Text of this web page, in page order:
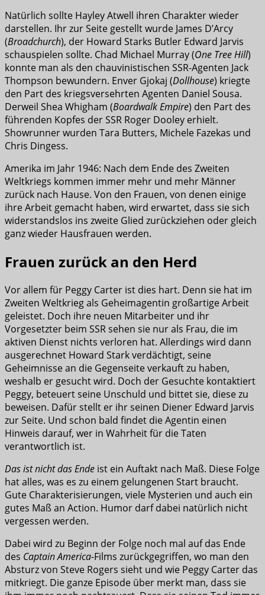
Natürlich sollte Hayley Atwell ihren Charakter wieder
darstellen. Ihr zur Seite gestellt wurde James D’Arcy
(Broadchurch), der Howard Starks Butler Edward Jarvis
schauspielen sollte. Chad Michael Murray (One Tree Hill)
konnte man als den chauvinistischen SSR-Agenten Jack
Thompson bewundern. Enver Gjokaj (Dollhouse) kriegte
den Part des kriegsversehrten Agenten Daniel Sousa.
Derweil Shea Whigham (Boardwalk Empire) den Part des
führenden Kopfes der SSR Roger Dooley erhielt.
Showrunner wurden Tara Butters, Michele Fazekas und
Chris Dingess.
Amerika im Jahr 1946: Nach dem Ende des Zweiten
Weltkriegs kommen immer mehr und mehr Männer
zurück nach Hause. Von den Frauen, von denen einige
ihre Arbeit gemacht haben, wird erwartet, dass sie sich
widerstandslos ins zweite Glied zurückziehen oder gleich
ganz wieder Hausfrauen werden.
Frauen zurück an den Herd
Vor allem für Peggy Carter ist dies hart. Denn sie hat im
Zweiten Weltkrieg als Geheimagentin großartige Arbeit
geleistet. Doch ihre neuen Mitarbeiter und ihr
Vorgesetzter beim SSR sehen sie nur als Frau, die im
aktiven Dienst nichts verloren hat. Allerdings wird dann
ausgerechnet Howard Stark verdächtigt, seine
Geheimnisse an die Gegenseite verkauft zu haben,
weshalb er gesucht wird. Doch der Gesuchte kontaktiert
Peggy, beteuert seine Unschuld und bittet sie, diese zu
beweisen. Dafür stellt er ihr seinen Diener Edward Jarvis
zur Seite. Und schon bald findet die Agentin einen
Hinweis darauf, wer in Wahrheit für die Taten
verantwortlich ist.
Das ist nicht das Ende ist ein Auftakt nach Maß. Diese Folge
hat alles, was es zu einem gelungenen Start braucht.
Gute Charakterisierungen, viele Mysterien und auch ein
gutes Maß an Action. Humor darf dabei natürlich nicht
vergessen werden.
Dabei wird zu Beginn der Folge noch mal auf das Ende
des Captain America-Films zurückgegriffen, wo man den
Absturz von Steve Rogers sieht und wie Peggy Carter das
mitkriegt. Die ganze Episode über merkt man, dass sie